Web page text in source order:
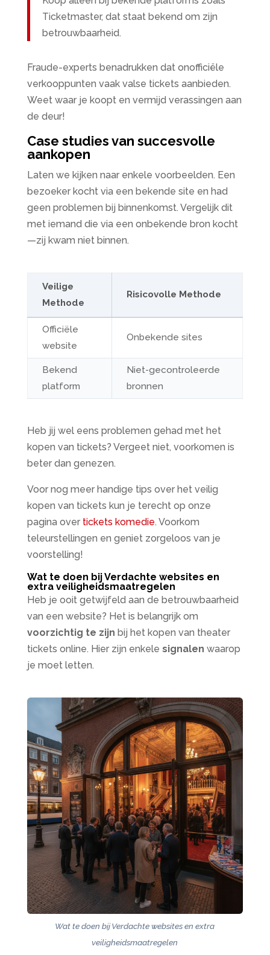
Ticketmaster, dat staat bekend om zijn
betrouwbaarheid.
Fraude-experts benadrukken dat onofficiële
verkooppunten vaak valse tickets aanbieden.
Weet waar je koopt en vermijd verassingen aan
de deur!
Case studies van succesvolle
aankopen
Laten we kijken naar enkele voorbeelden. Een
bezoeker kocht via een bekende site en had
geen problemen bij binnenkomst. Vergelijk dit
met iemand die via een onbekende bron kocht
—zij kwam niet binnen.
Veilige
Methode
Risicovolle Methode
Officiële
website
Onbekende sites
Bekend
platform
Niet-gecontroleerde
bronnen
Heb jij wel eens problemen gehad met het
kopen van tickets? Vergeet niet, voorkomen is
beter dan genezen.
Voor nog meer handige tips over het veilig
kopen van tickets kun je terecht op onze
pagina over tickets komedie. Voorkom
teleurstellingen en geniet zorgeloos van je
voorstelling!
Wat te doen bij Verdachte websites en
extra veiligheidsmaatregelen
Heb je ooit getwijfeld aan de betrouwbaarheid
van een website? Het is belangrijk om
voorzichtig te zijn bij het kopen van theater
tickets online. Hier zijn enkele signalen waarop
je moet letten.
Wat te doen bij Verdachte websites en extra
veiligheidsmaatregelen